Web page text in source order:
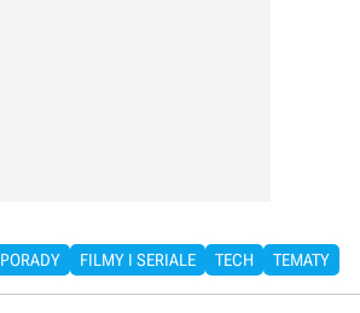
PORADY FILMY I SERIALE TECH TEMATY